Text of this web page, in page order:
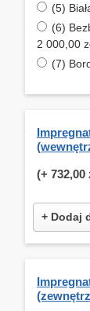
(5)
(6)
2 000,00
(7)
(+ 732,00
+ Dodaj